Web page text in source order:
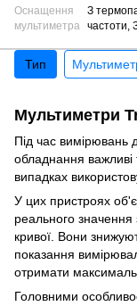
Оснащення
мультиметра
З
частоти,
Мультиметри
Під час вимірювань
обладнання важливі
випадках
У цих пристроях
реального
кривої. Вони
показання
отримати
Головними
Тип